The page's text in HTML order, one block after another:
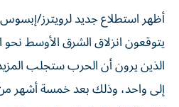
أظهر استطلاع جديد لرويترز/
يتوقعون انزلاق الشرق الأوسط
الذين يرون أن الحرب ستجلب
إلى واحد، وذلك بعد خمسة ‌أشهر من